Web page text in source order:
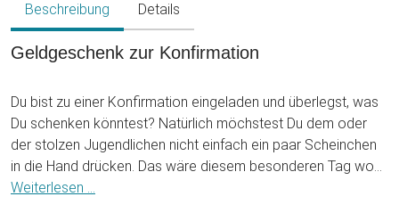
Beschreibung Details
Geldgeschenk zur Konfirmation
Du bist zu einer Konfirmation eingeladen und überlegst, was
Du schenken könntest? Natürlich möchstest Du dem oder
der stolzen Jugendlichen nicht einfach ein paar Scheinchen
in die Hand drücken. Das wäre diesem besonderen Tag wohl
kaum angemessen. Dennoch ist ein Geldgeschenk zu diesem
Weiterlesen ...